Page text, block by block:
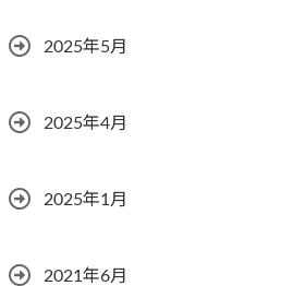
2025年5月
2025年4月
2025年1月
2021年6月